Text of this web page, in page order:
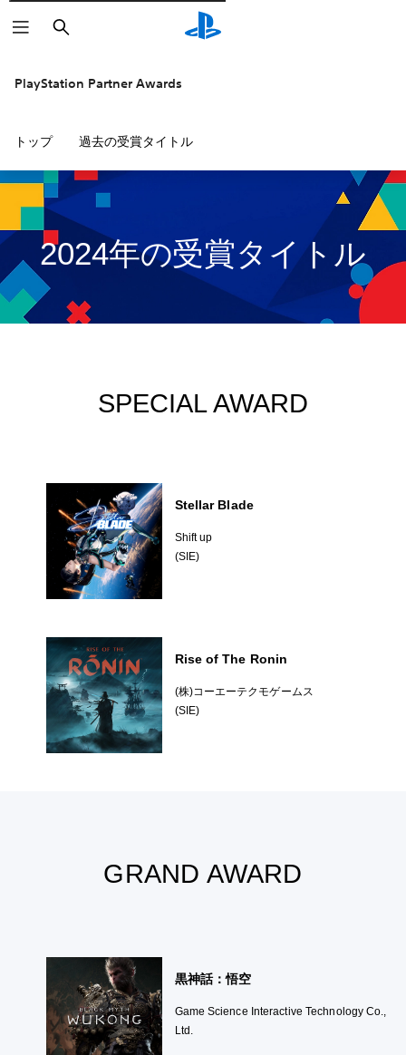
検
索
PlayStation Partner Awards
トップ 過去の受賞タイトル
2024年の受賞タイトル
SPECIAL AWARD
Stellar Blade
Shift up
(SIE)
Rise of The Ronin
(株)コーエーテクモゲームス
(SIE)
GRANDAWARD
黒神話：悟空
Game Science Interactive Technology Co.,
Ltd.